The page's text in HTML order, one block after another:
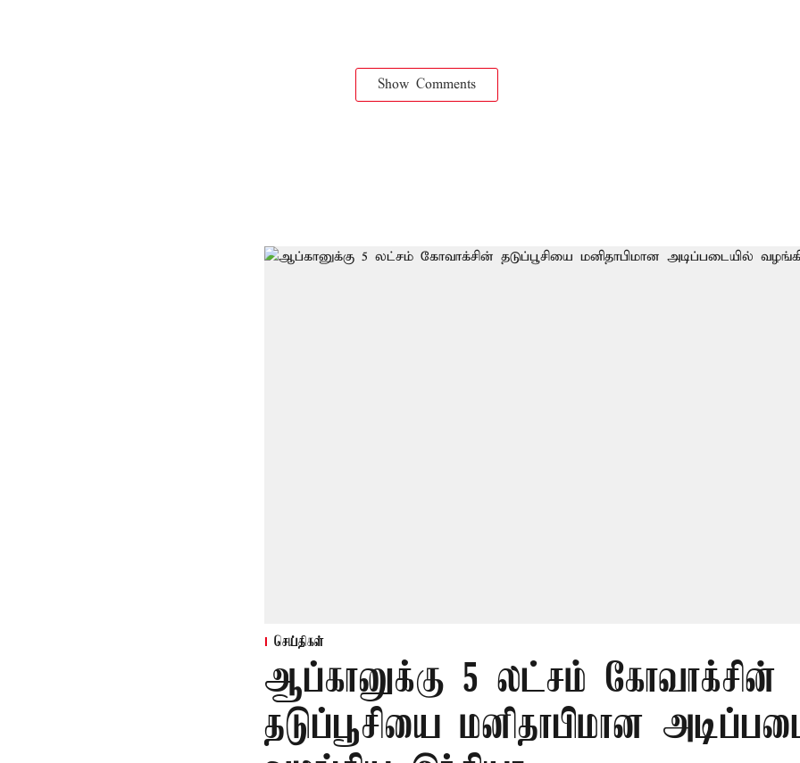
Show Comments
செய்திகள்
ஆப்கானுக்கு 5 லட்சம் கோவாக்சின்
தடுப்பூசியை மனிதாபிமான